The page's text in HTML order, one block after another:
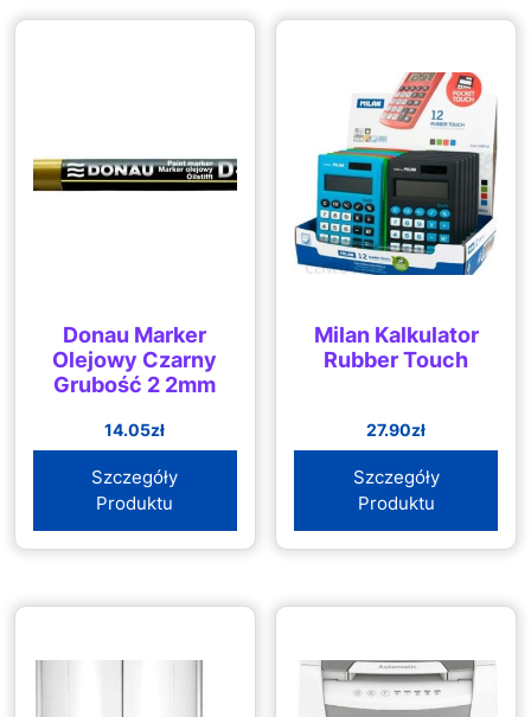
Donau Marker
Olejowy Czarny
Grubość 2 2mm
14.05zł
Szczegóły
Produktu
Milan Kalkulator
Rubber Touch
27.90zł
Szczegóły
Produktu